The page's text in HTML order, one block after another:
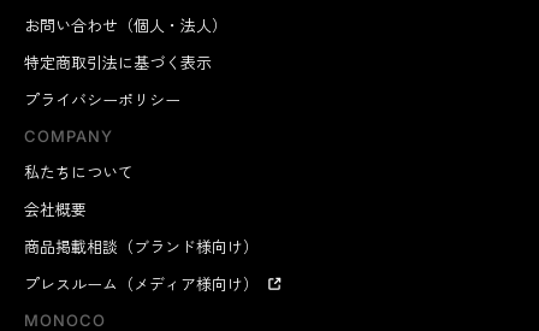
お問い合わせ（個人・法人）
特定商取引法に基づく表示
プライバシーポリシー
COMPANY
私たちについて
会社概要
商品掲載相談（ブランド様向け）
プレスルーム（メディア様向け）
MONOCO